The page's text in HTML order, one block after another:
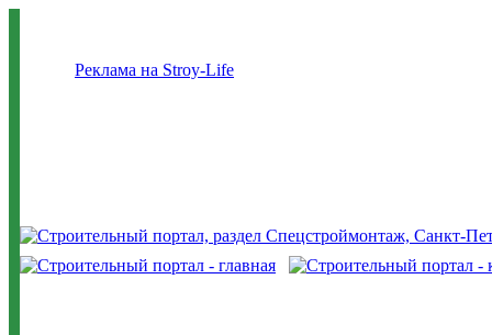
Реклама на Stroy-Life